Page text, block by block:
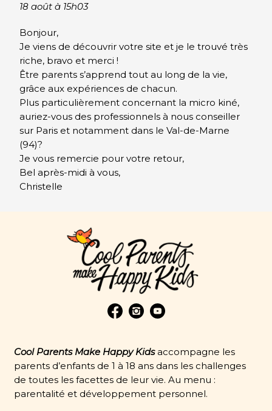
18 août à 15h03
Bonjour,
Je viens de découvrir votre site et je le trouvé très
riche, bravo et merci !
Être parents s’apprend tout au long de la vie,
grâce aux expériences de chacun.
Plus particulièrement concernant la micro kiné,
auriez-vous des professionnels à nous conseiller
sur Paris et notamment dans le Val-de-Marne
(94)?
Je vous remercie pour votre retour,
Bel après-midi à vous,
Christelle
Cool Parents Make Happy Kidsaccompagne les
parents d’enfants de 1 à 18 ans dans les challenges
de toutes les facettes de leur vie. Au menu :
parentalité et développement personnel.